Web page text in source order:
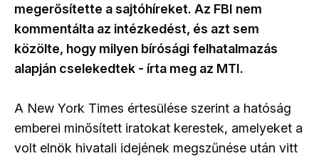
megerősítette a sajtóhíreket. Az FBI nem
kommentálta az intézkedést, és azt sem
közölte, hogy milyen bírósági felhatalmazás
alapján cselekedtek - írta meg az MTI.
A New York Times értesülése szerint a hatóság
emberei minősített iratokat kerestek, amelyeket a
volt elnök hivatali idejének megszűnése után vitt